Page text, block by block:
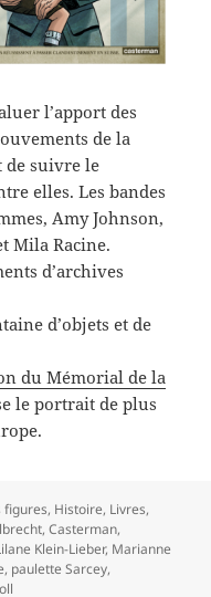
l’apport des
de la
de suivre le
elles. Les bandes
Amy Johnson,
Mila Racine.
d’archives
d’objets et de
du Mémorial de la
le portrait de plus
figures, Histoire, Livres,
,Casterman,
Klein-Lieber, Marianne
, paulette Sarcey,